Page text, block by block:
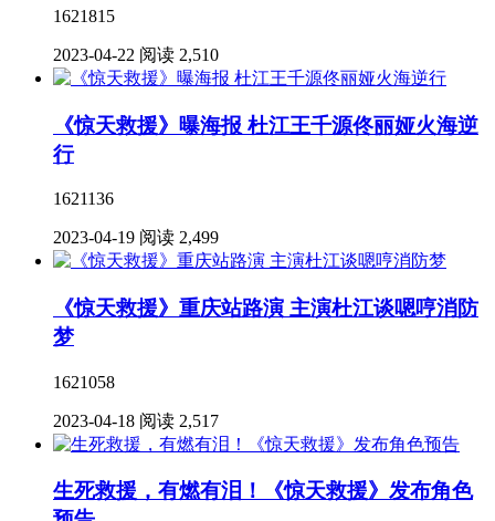
1621815
2023-04-22 阅读 2,510
《惊天救援》曝海报 杜江王千源佟丽娅火海逆
行
1621136
2023-04-19 阅读 2,499
《惊天救援》重庆站路演 主演杜江谈嗯哼消防
梦
1621058
2023-04-18 阅读 2,517
生死救援，有燃有泪！《惊天救援》发布角色